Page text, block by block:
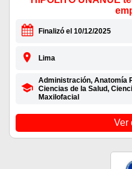
Finalizó el 10/12/2025
Lima
Administración, Anatomía
Ciencias de la Salud,
Maxilofacial
Ver